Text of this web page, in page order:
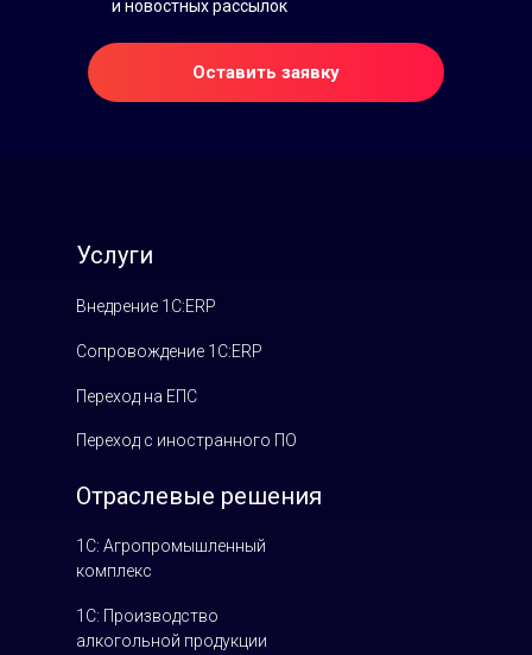
и новостных рассылок
Оставить заявку
Услуги
Отраслевые решения
1С: Агропромышленный
комплекс
1С: Производство
алкогольной продукции
Внедрение 1С:ERP
Сопровождение 1С:ERP
Переход на ЕПС
Переход с иностранного ПО